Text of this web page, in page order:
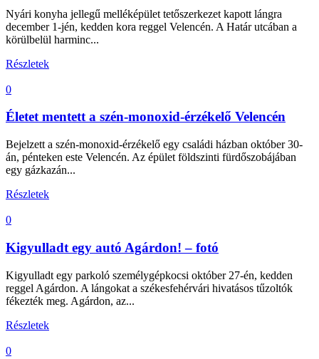
Nyári konyha jellegű melléképület tetőszerkezet kapott lángra
december 1-jén, kedden kora reggel Velencén. A Határ utcában a
körülbelül harminc...
Részletek
0
Életet mentett a szén-monoxid-érzékelő Velencén
Bejelzett a szén-monoxid-érzékelő egy családi házban október 30-
án, pénteken este Velencén. Az épület földszinti fürdőszobájában
egy gázkazán...
Részletek
0
Kigyulladt egy autó Agárdon! – fotó
Kigyulladt egy parkoló személygépkocsi október 27-én, kedden
reggel Agárdon. A lángokat a székesfehérvári hivatásos tűzoltók
fékezték meg. Agárdon, az...
Részletek
0